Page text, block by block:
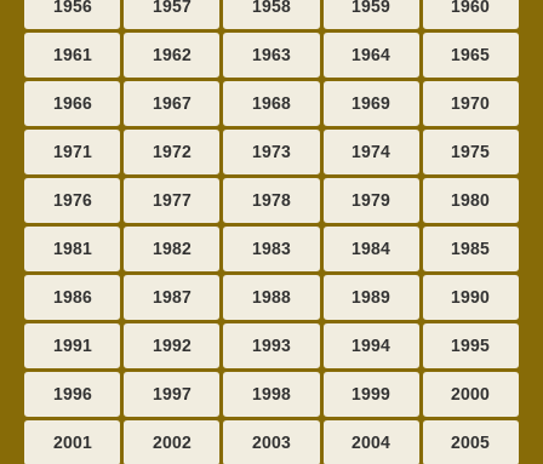
1956 1957 1958 1959 1960
1961 1962 1963 1964 1965
1966 1967 1968 1969 1970
1971 1972 1973 1974 1975
1976 1977 1978 1979 1980
1981 1982 1983 1984 1985
1986 1987 1988 1989 1990
1991 1992 1993 1994 1995
1996 1997 1998 1999 2000
2001 2002 2003 2004 2005